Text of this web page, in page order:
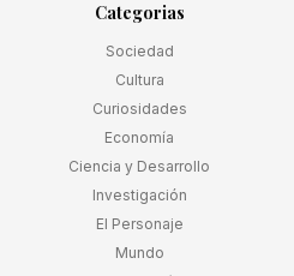
Categorias
Sociedad
Cultura
Curiosidades
Economía
Ciencia y Desarrollo
Investigación
El Personaje
Mundo